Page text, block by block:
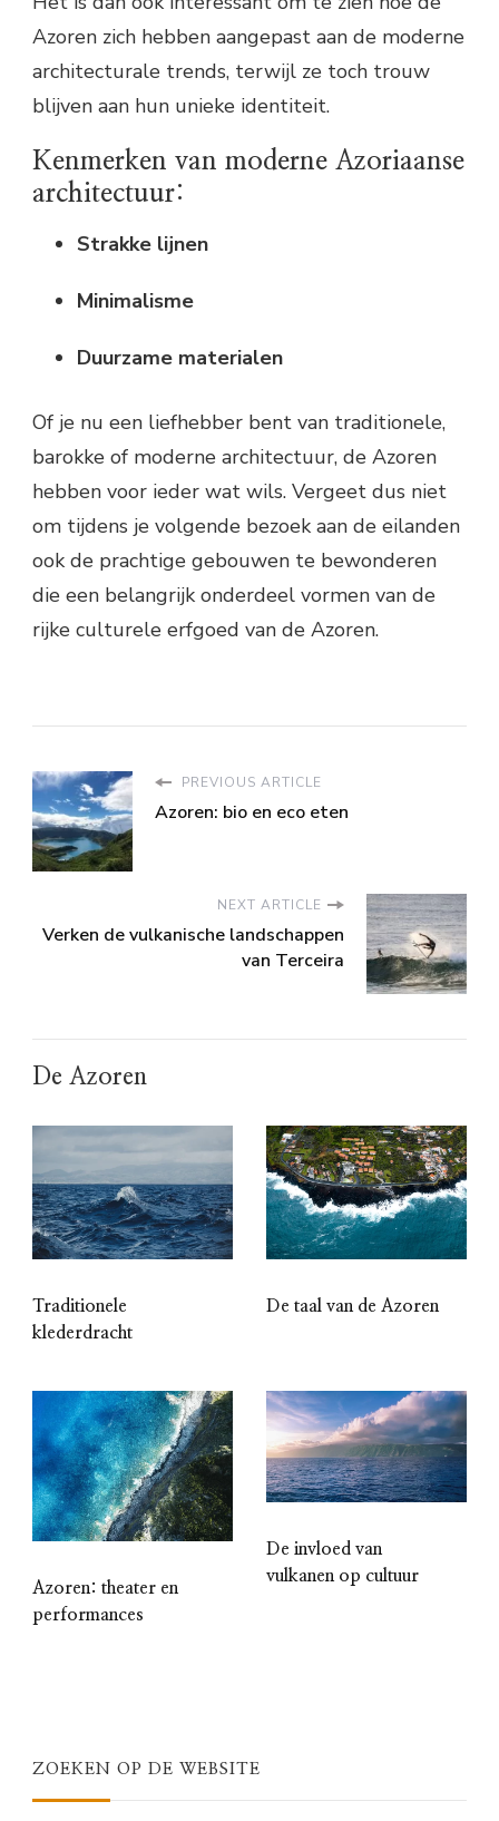
Azoren zich hebben aangepast aan de moderne
architecturale trends, terwijl ze toch trouw
blijven aan hun unieke identiteit.
Kenmerken van moderne Azoriaanse
architectuur:
Strakke lijnen
Minimalisme
Duurzame materialen
Of je nu een liefhebber bent van traditionele,
barokke of moderne architectuur, de Azoren
hebben voor ieder wat wils. Vergeet dus niet
om tijdens je volgende bezoek aan de eilanden
ook de prachtige gebouwen te bewonderen
die een belangrijk onderdeel vormen van de
rijke culturele erfgoed van de Azoren.
PREVIOUS ARTICLE
Azoren: bio en eco eten
NEXT ARTICLE
Verken de vulkanische landschappen
van Terceira
De Azoren
Traditionele
klederdracht
De taal van de Azoren
Azoren: theater en
performances
De invloed van
vulkanen op cultuur
ZOEKEN OP DE WEBSITE